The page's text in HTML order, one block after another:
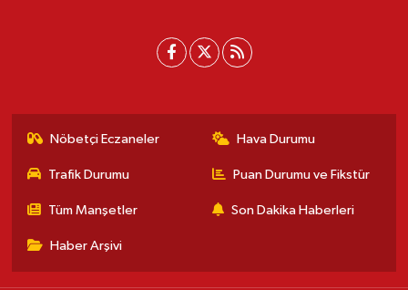
Nöbetçi Eczaneler Hava Durumu
Trafik Durumu Puan Durumu ve Fikstür
Tüm Manşetler Son Dakika Haberleri
Haber Arşivi